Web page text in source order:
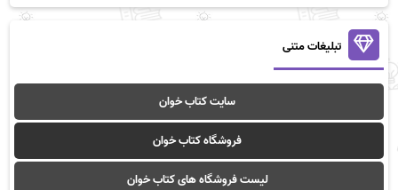
تبلیغات متنی
سایت کتاب خوان
فروشگاه کتاب خوان
لیست فروشگاه های کتاب خوان